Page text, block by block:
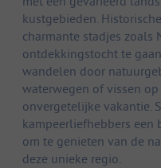
kustgebieden.
charmante stadjes
ontdekkingstocht te
wandelen door
waterwegen of vissen
onvergetelijke vakantie.
kampeerliefhebbers een
om te genieten van de
deze unieke regio.